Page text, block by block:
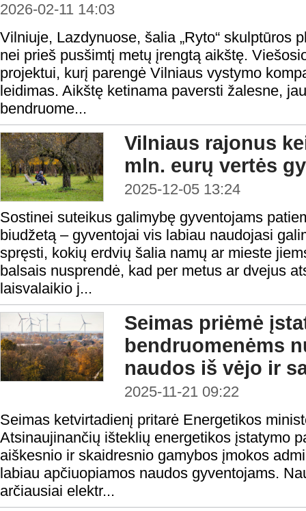
2026-02-11 14:03
Vilniuje, Lazdynuose, šalia „Ryto“ skulptūros
nei prieš pusšimtį metų įrengtą aikštę.
projektui, kurį parengė Vilniaus vystymo
leidimas. Aikštę ketinama paversti žalesne,
bendruome...
Vilniaus rajonus
mln. eurų vertės
2025-12-05 13:24
Sostinei suteikus galimybę gyventojams
biudžetą – gyventojai vis labiau naudojasi
spręsti, kokių erdvių šalia namų ar mieste
balsais nusprendė, kad per metus ar dvejus
laisvalaikio j...
Seimas priėmė
bendruomenėms
naudos iš vėjo ir
2025-11-21 09:22
Seimas ketvirtadienį pritarė Energetikos
Atsinaujinančių išteklių energetikos įstatymo
aiškesnio ir skaidresnio gamybos įmokos
labiau apčiuopiamos naudos gyventojams.
arčiausiai elektr...